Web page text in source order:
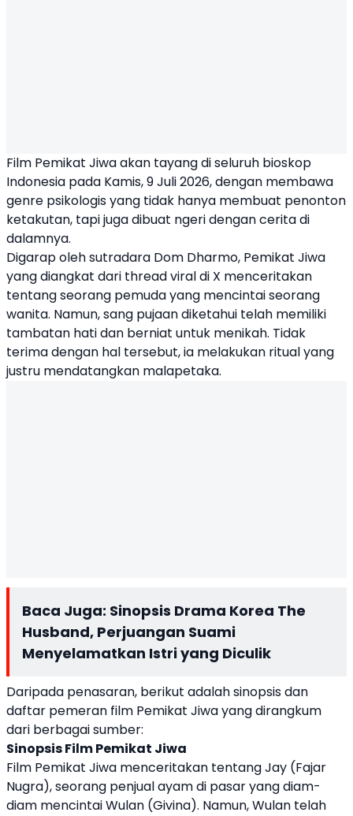
Film Pemikat Jiwaakan tayang di seluruh bioskop
Indonesia pada Kamis, 9 Juli 2026, dengan membawa
genre psikologis yang tidak hanya membuat penonton
ketakutan, tapi juga dibuat ngeri dengan cerita di
dalamnya.
Digarap oleh sutradara Dom Dharmo, Pemikat Jiwa
yang diangkat dari thread viral di X menceritakan
tentang seorang pemuda yang mencintai seorang
wanita. Namun, sang pujaan diketahui telah memiliki
tambatan hati dan berniat untuk menikah. Tidak
terima dengan hal tersebut, ia melakukan ritual yang
justru mendatangkan malapetaka.
Baca Juga: Sinopsis Drama Korea The
Husband, Perjuangan Suami
Menyelamatkan Istri yang Diculik
Daripada penasaran, berikut adalah sinopsis dan
daftar pemeran film Pemikat Jiwa yang dirangkum
dari berbagai sumber:
Sinopsis Film Pemikat Jiwa
Film Pemikat Jiwa menceritakan tentang Jay (Fajar
Nugra), seorang penjual ayam di pasar yang diam-
diam mencintai Wulan (Givina). Namun, Wulan telah